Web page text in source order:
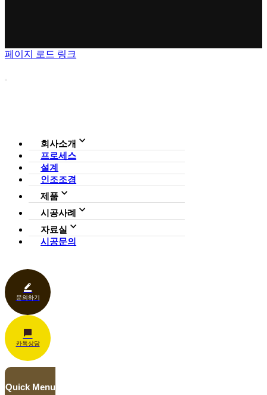
페이지 로드 링크
회사소개
사업영역
가든연구소
프로세스
설계
인조조경
제품
전체보기
일루미아트리
시공사례
호텔·펜션·리조트·캠핑장
자료실
시공문의
문의하기
카톡상담
Quick Menu